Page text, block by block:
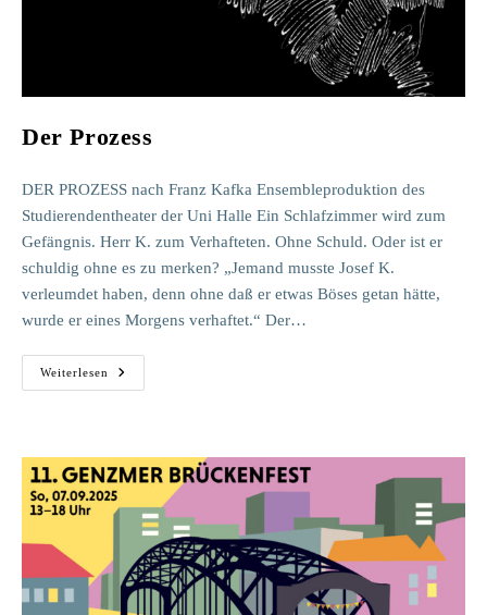
Der Prozess
DER PROZESS nach Franz Kafka Ensembleproduktion des
Studierendentheater der Uni Halle Ein Schlafzimmer wird zum
Gefängnis. Herr K. zum Verhafteten. Ohne Schuld. Oder ist er
schuldig ohne es zu merken? „Jemand musste Josef K.
verleumdet haben, denn ohne daß er etwas Böses getan hätte,
wurde er eines Morgens verhaftet.“ Der…
Weiterlesen
Der
Prozess